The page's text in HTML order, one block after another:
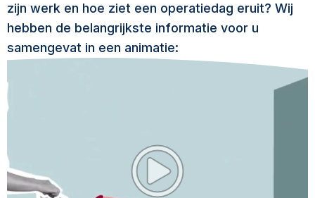
zijn werk en hoe ziet een operatiedag eruit? Wij
hebben de belangrijkste informatie voor u
samengevat in een animatie: